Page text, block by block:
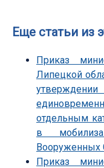
Еще статьи из
Приказ
Липецкой
отдельным
в
Вооруженных
Приказ